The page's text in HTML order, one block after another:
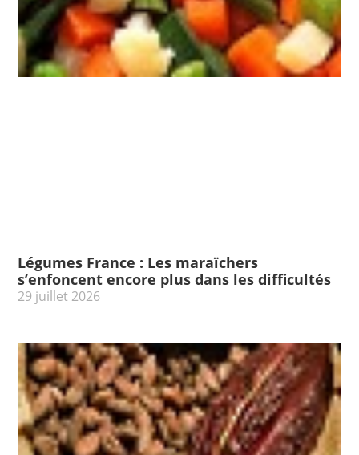
Légumes France : Les maraïchers
s’enfoncent encore plus dans les difficultés
29 juillet 2026